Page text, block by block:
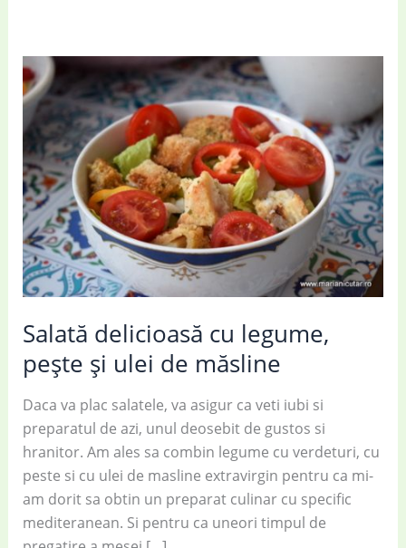
Salată delicioasă cu legume,
pește și ulei de măsline
Daca va plac salatele, va asigur ca veti iubi si
preparatul de azi, unul deosebit de gustos si
hranitor. Am ales sa combin legume cu verdeturi, cu
peste si cu ulei de masline extravirgin pentru ca mi-
am dorit sa obtin un preparat culinar cu specific
mediteranean. Si pentru ca uneori timpul de